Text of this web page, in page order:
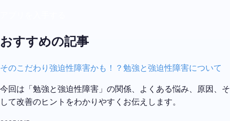
おすすめの記事
そのこだわり強迫性障害かも！？勉強と強迫性障害について
今回は「勉強と強迫性障害」の関係、よくある悩み、原因、そ
して改善のヒントをわかりやすくお伝えします。